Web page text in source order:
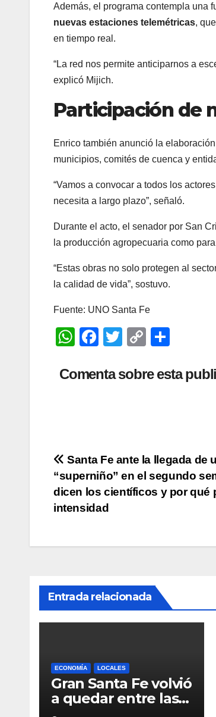
Además, el programa contempla una
nuevas estaciones telemétricas,
en tiempo real.
“La red nos permite anticiparnos a
explicó Mijich.
Participación de
Enrico también anunció la
municipios, comités de cuenca y
“Vamos a convocar a todos los
necesita a largo plazo”, señaló.
Durante el acto, el senador por San
la producción agropecuaria como
“Estas obras no solo protegen al
la calidad de vida”, sostuvo.
Fuente: UNO Santa Fe
W
at
F
c
o
k
T
tt
C
p
k
m
Comenta sobre esta
Navegación
de
entradas
Santa Fe ante la llegada de
“superniño” en el segundo
dicen los científicos y por qué
intensidad
Entrada relacionada
ECONOMÍA LOCALES
Gran Santa Fe volvió
a quedar entre las
cinco regiones con